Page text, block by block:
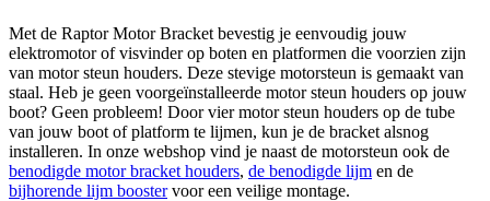
Met de Raptor Motor Bracket bevestig je eenvoudig jouw
elektromotor of visvinder op boten en platformen die voorzien zijn
van motor steun houders. Deze stevige motorsteun is gemaakt van
staal. Heb je geen voorgeïnstalleerde motor steun houders op jouw
boot? Geen probleem! Door vier motor steun houders op de tube
van jouw boot of platform te lijmen, kun je de bracket alsnog
installeren. In onze webshop vind je naast de motorsteun ook de
benodigde motor bracket houders, de benodigde lijm en de
bijhorende lijm boostervoor een veilige montage.